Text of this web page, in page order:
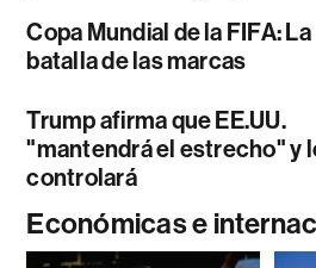
Copa Mundial de la FIFA: La
batalla de las marcas
Trump afirma que EE.UU.
"mantendrá el estrecho" y
controlará
Económicas e